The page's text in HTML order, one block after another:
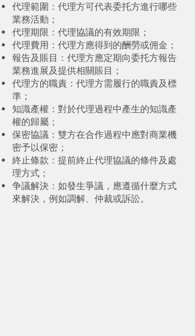
代理範圍：代理方可代表委托方進行哪些
業務活動；
代理期限：代理協議的有效期限；
代理費用：代理方應得到的酬勞或佣金；
報告及賬目：代理方應定期向委托方報告
業務進展及提供相關賬目；
代理方的職責：代理方需履行的職責及標
準；
知識產權：對於代理過程中產生的知識產
權的歸屬；
保密協議：雙方在合作過程中應對商業機
密予以保密；
終止條款：提前終止代理協議的條件及處
理方式；
争議解決：如發生爭議，應遵循什麼方式
來解決，例如調解、仲裁或訴訟。